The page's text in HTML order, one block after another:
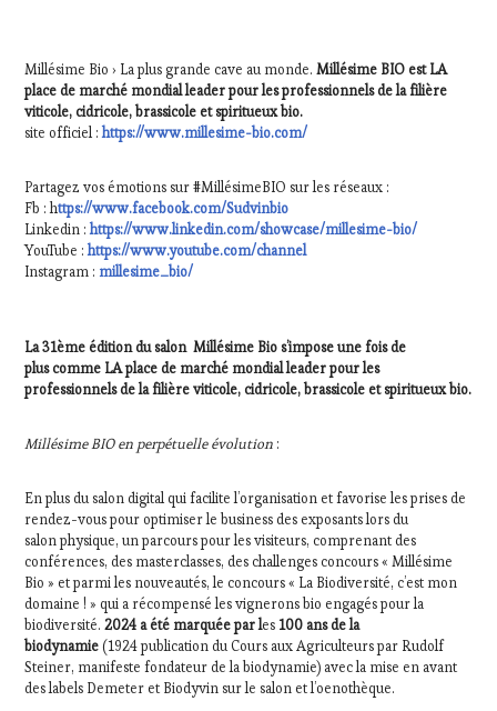
GASTRONOMIE
FRANÇAISE,
INVITATIONS
&
WINE
TASTING,
MÉDIAS,
PRESSE
ÉCRITE,
WEB,
OENOTOURISME,
PALETTE,
TOURISME,
TERROIR,
PROVENCE,
RESTAURATEUR,
CHEF,
CUISINIER,
ŒNOLOGUE,
SOMMELIER,
SAINTE-
VICTOIRE,
SALONS
Millésime Bio › La plus grande cave au monde.Millésime BIO est LA
place de marché mondial leader pour les professionnels de la filière
viticole, cidricole, brassicole et spiritueux bio.
site officiel :https://www.millesime-bio.com/
Partagez vos émotions sur #MillésimeBIO sur les réseaux :
Fb : https://www.facebook.com/Sudvinbio
Linkedin :https://www.linkedin.com/showcase/millesime-bio/
YouTube :https://www.youtube.com/channel
Instagram :millesime_bio/
La 31ème édition du salon Millésime Bio s’impose une fois de
plus comme LA place de marché mondial leader pour les
professionnels de la filière viticole, cidricole, brassicole et spiritueux bio.
Millésime BIO en perpétuelle évolution :
En plus du salon digital qui facilite l’organisation et favorise les prises de
rendez-vous pour optimiser le business des exposants lors du
salon physique, un parcours pour les visiteurs, comprenant des
conférences, des masterclasses, des challenges concours « Millésime
Bio » et parmi les nouveautés, le concours « La Biodiversité, c’est mon
domaine ! » qui a récompensé les vignerons bio engagés pour la
biodiversité.2024 a été marquée par les 100 ans de la
biodynamie(1924 publication du Cours aux Agriculteurs par Rudolf
Steiner, manifeste fondateur de la biodynamie) avec la mise en avant
des labels Demeter et Biodyvin sur le salon et l’oenothèque.